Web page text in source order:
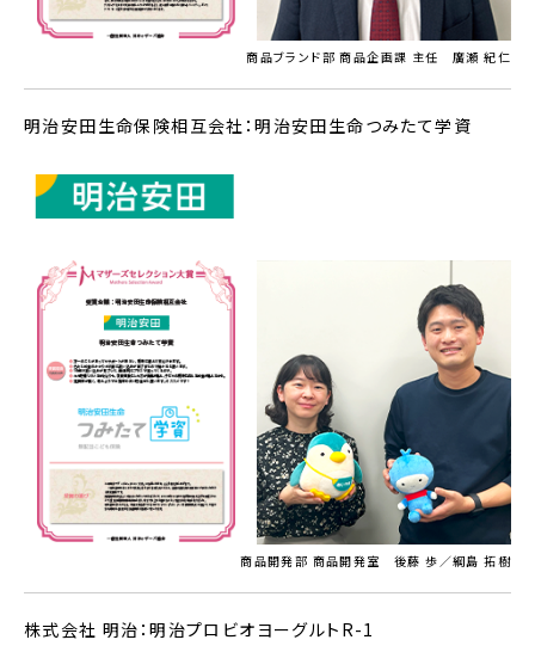
商品ブランド部 商品企画課 主任 廣瀬 紀仁
明治安田生命保険相互会社：明治安田生命つみたて学資
商品開発部 商品開発室 後藤 歩／綱島 拓樹
株式会社 明治：明治プロビオヨーグルトR-1